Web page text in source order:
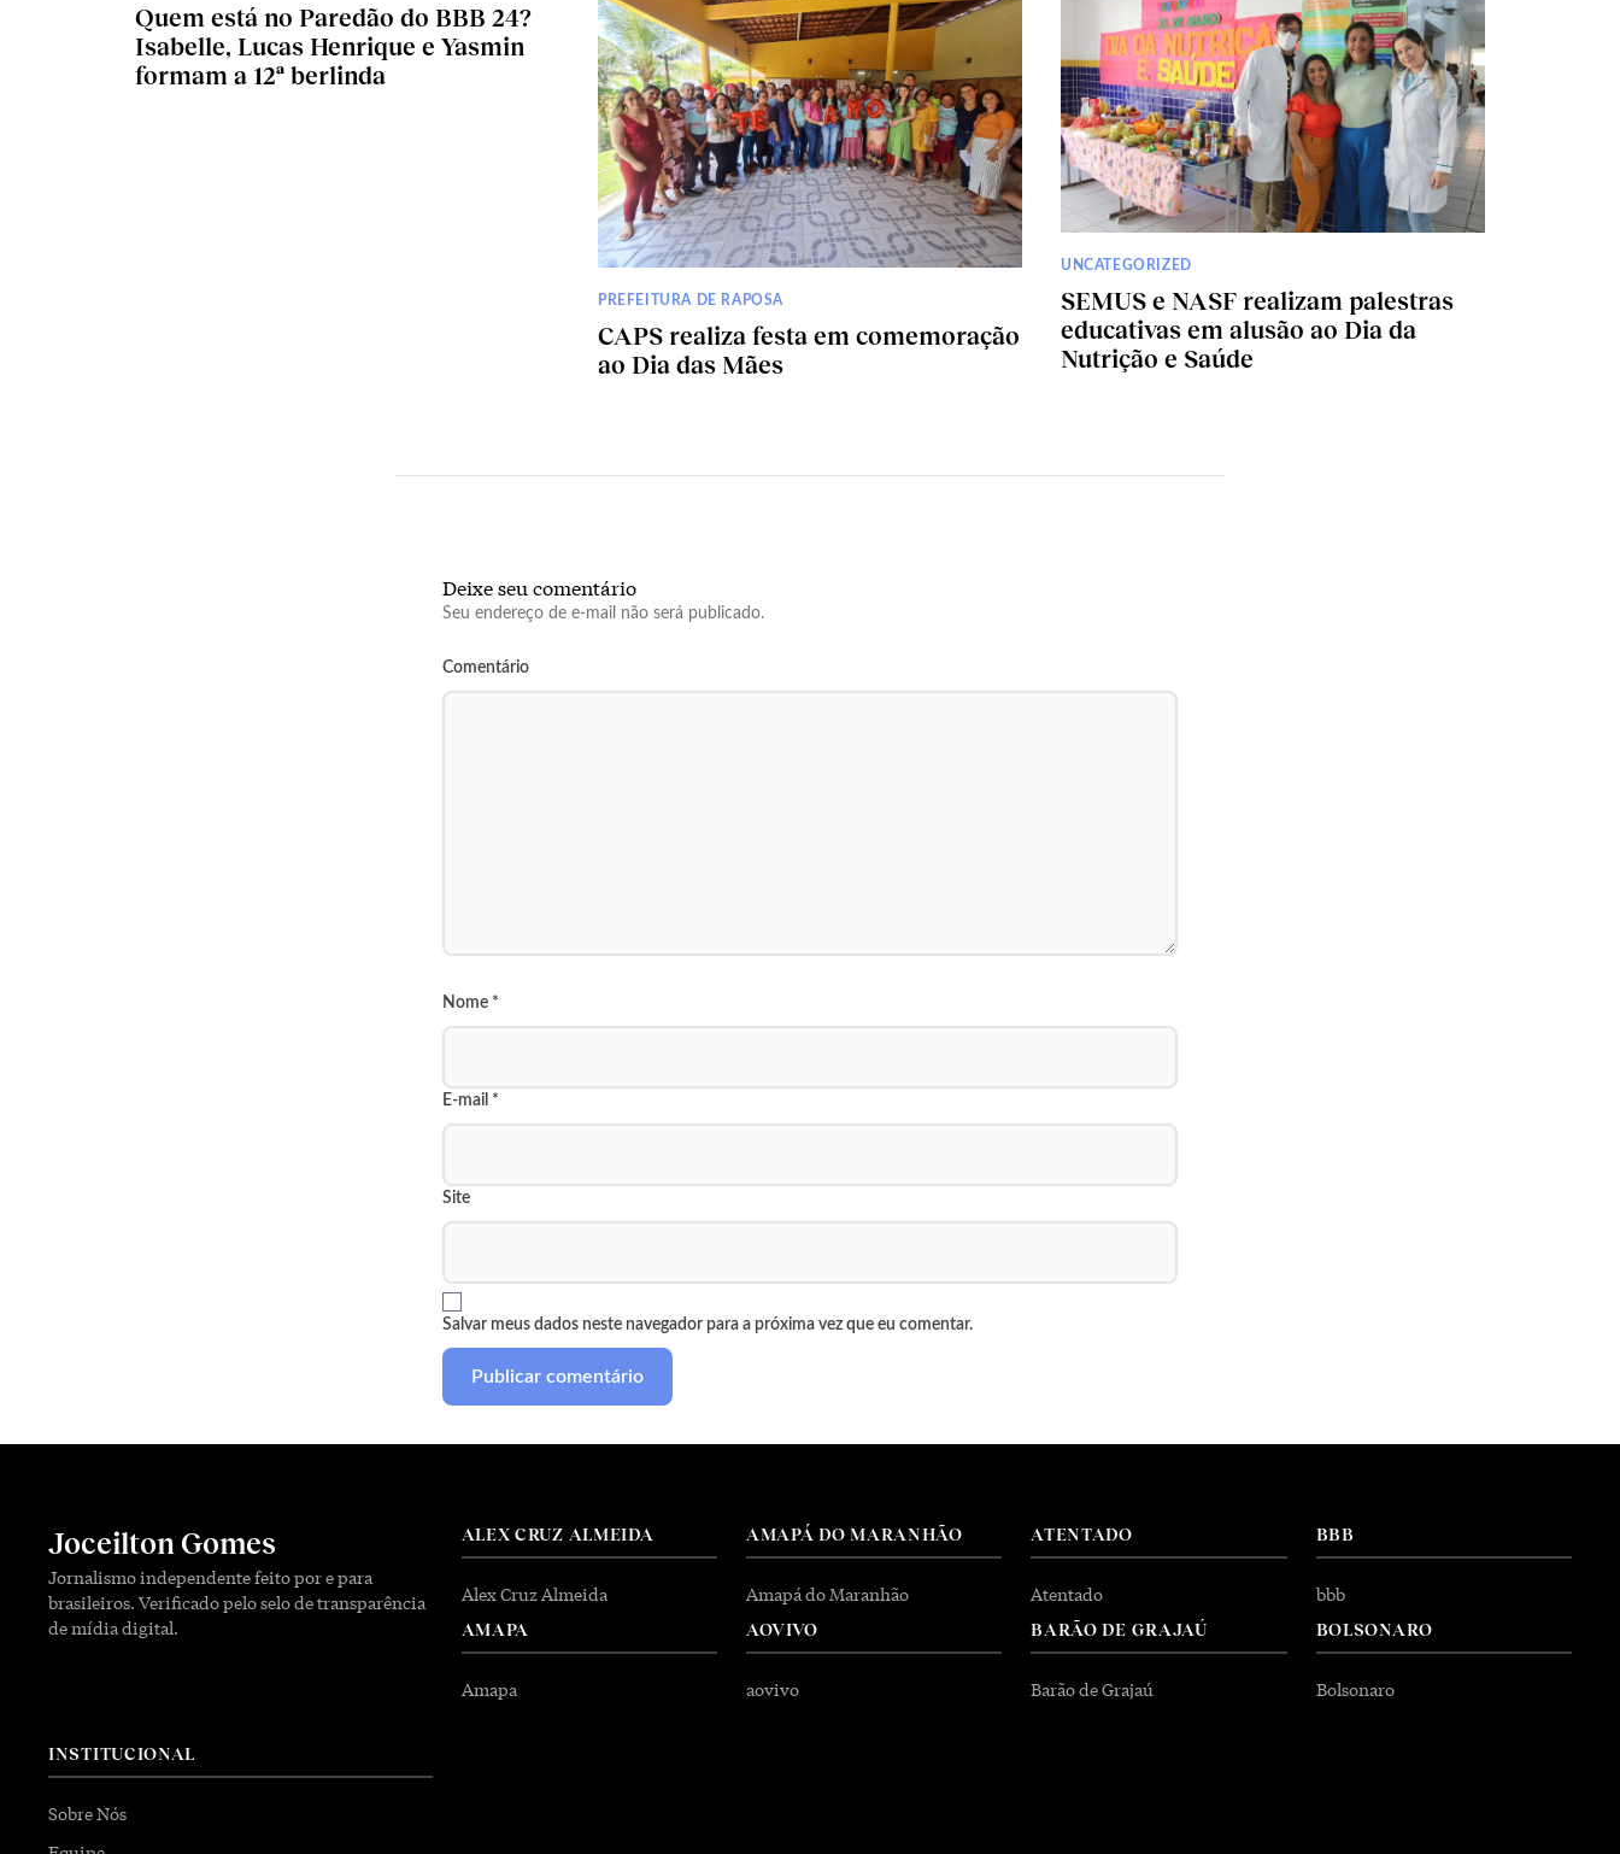
Quem está no Paredão do BBB 24?
Isabelle, Lucas Henrique e Yasmin
formam a 12ª berlinda
PREFEITURA DE RAPOSA
CAPS realiza festa em comemoração
ao Dia das Mães
UNCATEGORIZED
SEMUS e NASF realizam palestras
educativas em alusão ao Dia da
Nutrição e Saúde
Deixe seu comentário
Seu endereço de e-mail não será publicado.
Comentário
Nome *
E-mail *
Site
Salvar meus dados neste navegador para a próxima vez que eu comentar.
Joceilton Gomes
Jornalismo independente feito por e para
brasileiros. Verificado pelo selo de transparência
de mídia digital.
ALEX CRUZ ALMEIDA
Alex Cruz Almeida
AMAPA
Amapa
AMAPÁ DO MARANHÃO
Amapá do Maranhão
AOVIVO
aovivo
ATENTADO
Atentado
BARÃO DE GRAJAÚ
Barão de Grajaú
BBB
bbb
BOLSONARO
Bolsonaro
INSTITUCIONAL
Sobre Nós